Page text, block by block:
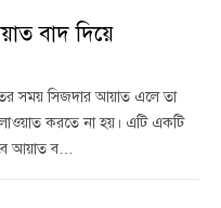
বাদ দিয়ে
সময় সিজদার আয়াত এলে তা
করতে না হয়। এটি একটি
আয়াত ব…